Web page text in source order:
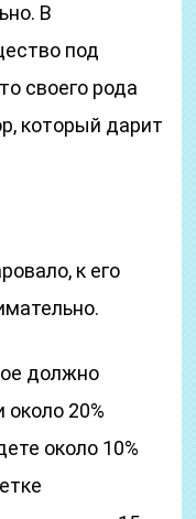
В
под
своего рода
который дарит
к его
должно
20%
около 10%